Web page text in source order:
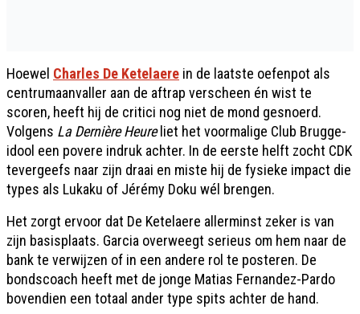
Hoewel Charles De Ketelaere in de laatste oefenpot als
centrumaanvaller aan de aftrap verscheen én wist te
scoren, heeft hij de critici nog niet de mond gesnoerd.
Volgens La Dernière Heureliet het voormalige Club Brugge-
idool een povere indruk achter. In de eerste helft zocht CDK
tevergeefs naar zijn draai en miste hij de fysieke impact die
types als Lukaku of Jérémy Doku wél brengen.
Het zorgt ervoor dat De Ketelaere allerminst zeker is van
zijn basisplaats. Garcia overweegt serieus om hem naar de
bank te verwijzen of in een andere rol te posteren. De
bondscoach heeft met de jonge Matias Fernandez-Pardo
bovendien een totaal ander type spits achter de hand.